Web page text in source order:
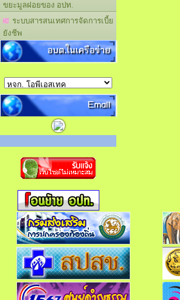
ขยะมูลฝอยของ อปท.
ระบบสารสนเทศการจัดการเบี้ย
ยังชีพ
อบต.ในเครือข่าย
Email